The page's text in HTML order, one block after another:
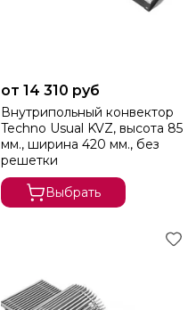
от 14 310 руб
Внутрипольный конвектор
Techno Usual KVZ, высота 85
мм., ширина 420 мм., без
решетки
Выбрать